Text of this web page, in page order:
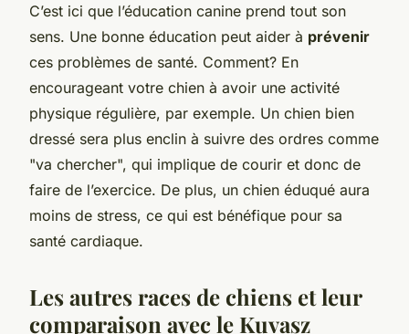
C’est ici que l’éducation canine prend tout son
sens. Une bonne éducation peut aider à prévenir
ces problèmes de santé. Comment? En
encourageant votre chien à avoir une activité
physique régulière, par exemple. Un chien bien
dressé sera plus enclin à suivre des ordres comme
"va chercher", qui implique de courir et donc de
faire de l’exercice. De plus, un chien éduqué aura
moins de stress, ce qui est bénéfique pour sa
santé cardiaque.
Les autres races de chiens et leur
comparaison avec le Kuvasz